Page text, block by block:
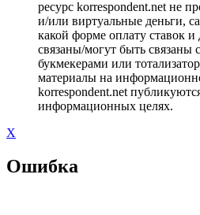
ресурс korrespondent.net не
и/или виртуальные деньги,
какой форме оплату ставок
связаны/могут быть связаны
букмекерами или
материалы на
korrespondent.net
информационных целях.
X
Ошибка